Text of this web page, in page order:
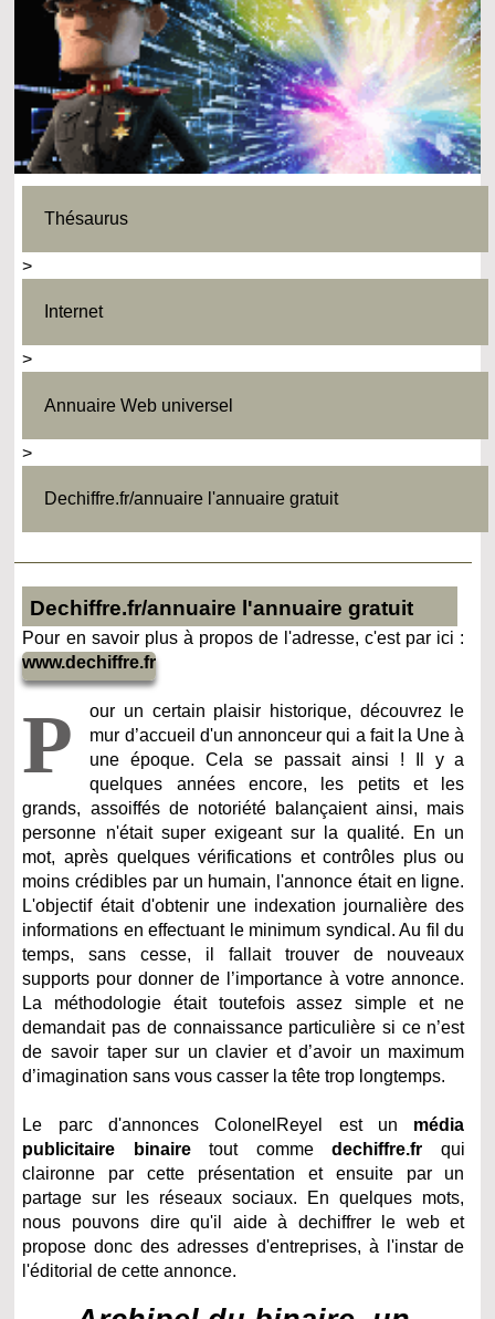
Thésaurus
>
Internet
>
Annuaire Web universel
>
Dechiffre.fr/annuaire l'annuaire gratuit
Dechiffre.fr/annuaire l'annuaire gratuit
Pour en savoir plus à propos de l'adresse, c'est par ici :
www.dechiffre.fr
P
our un certain plaisir historique, découvrez le
mur d’accueil d'un annonceur qui a fait la Une à
une époque. Cela se passait ainsi ! Il y a
quelques années encore, les petits et les
grands, assoiffés de notoriété balançaient ainsi, mais
personne n'était super exigeant sur la qualité. En un
mot, après quelques vérifications et contrôles plus ou
moins crédibles par un humain, l'annonce était en ligne.
L'objectif était d'obtenir une indexation journalière des
informations en effectuant le minimum syndical. Au fil du
temps, sans cesse, il fallait trouver de nouveaux
supports pour donner de l’importance à votre annonce.
La méthodologie était toutefois assez simple et ne
demandait pas de connaissance particulière si ce n’est
de savoir taper sur un clavier et d’avoir un maximum
d’imagination sans vous casser la tête trop longtemps.
Le parc d'annonces ColonelReyel est un média
publicitaire binairetout commedechiffre.fr qui
claironne par cette présentation et ensuite par un
partage sur les réseaux sociaux. En quelques mots,
nous pouvons dire qu'il aide à dechiffrer le web et
propose donc des adresses d'entreprises, à l'instar de
l'éditorial de cette annonce.